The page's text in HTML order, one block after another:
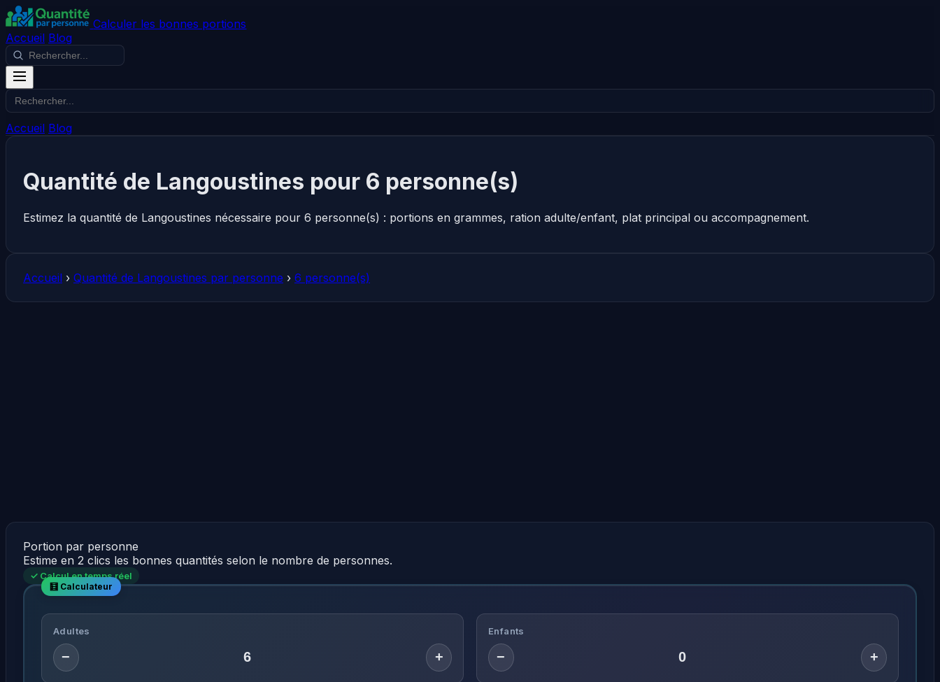
Calculer les bonnes portions
Accueil Blog
Accueil Blog
Quantité de Langoustines pour 6 personne(s)
Estimez la quantité de Langoustines nécessaire pour 6 personne(s) : portions en grammes, ration adulte/enfant, plat principal ou accompagnement.
Accueil › Quantité de Langoustines par personne › 6 personne(s)
Portion par personne
Estime en 2 clics les bonnes quantités selon le nombre de personnes.
✓ Calcul en temps réel
Adultes
− +
Enfants
− +